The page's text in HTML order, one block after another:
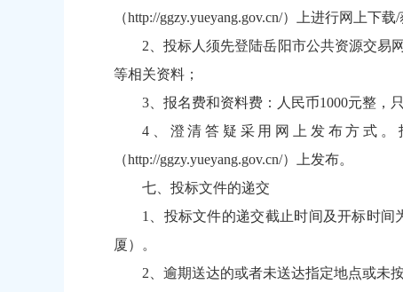
（http://ggzy.yueyang.gov.cn/）上进行网上下载
2、投标人须先登陆岳阳市公共资源交易
等相关资料；
3、报名费和资料费：人民币1000元整，
4、澄清答疑采用网上发布方式
（http://ggzy.yueyang.gov.cn/）上发布。
七、投标文件的递交
1、投标文件的递交截止时间及开标时间
厦）。
2、逾期送达的或者未送达指定地点或未